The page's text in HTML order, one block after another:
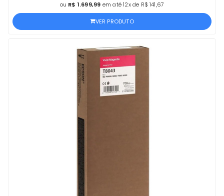
ou R$ 1.699,99 em até 12x de R$ 141,67
VER PRODUTO